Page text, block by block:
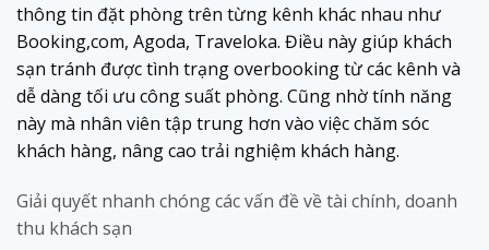
thông tin đặt phòng trên từng kênh khác nhau như
Booking,com, Agoda, Traveloka. Điều này giúp khách
sạn tránh được tình trạng overbooking từ các kênh và
dễ dàng tối ưu công suất phòng. Cũng nhờ tính năng
này mà nhân viên tập trung hơn vào việc chăm sóc
khách hàng, nâng cao trải nghiệm khách hàng.
Giải quyết nhanh chóng các vấn đề về tài chính, doanh
thu khách sạn